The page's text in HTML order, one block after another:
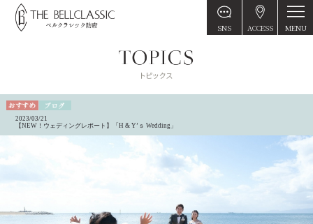
SNS ACCESS MENU
2023/03/21
【NEW！ウェディングレポート】「H & Y’ｓ Wedding」